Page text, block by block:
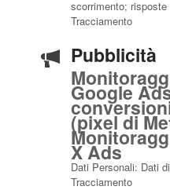
scorrimento;
Tracciamento
Pubblicità
Google
(pixel di
X Ads
Dati Personali: Dati
Tracciamento